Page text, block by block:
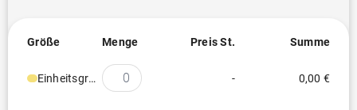
Größe Menge Preis St. Summe
Einheitsgröße - 0,00 €